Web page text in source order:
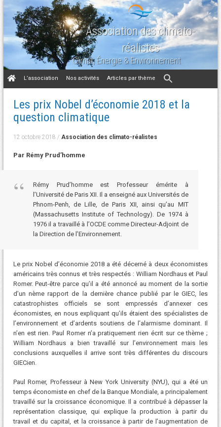
Association des climato-
réalistes
Climat, Énergie & Environnement
Aller
au
L’association Nos activités Articles par thème
Les prix Nobel d’économie 2018 et la
question climatique
12 octobre 2018 / Association des climato-réalistes
Par Rémy Prud’homme
Rémy Prud’homme est Professeur émérite à
l’Université de Paris XII. Il a enseigné aux Universités de
Phnom-Penh, de Lille, de Paris XII, ainsi qu’au MIT
(Massachusetts Institute of Technology). De 1974 à
1976 il a travaillé à l’OCDE comme Directeur-Adjoint de
la Direction de l’Environnement.
Le prix Nobel d’économie 2018 a été décerné à deux économistes
américains très connus et très respectés : William Nordhaus et Paul
Romer. Peut-être parce qu’il a été annoncé au moment de la sortie
d’un nème rapport de la dernière chance publié par le GIEC, les
catastrophistes officiels se sont empressés d’annexer ces
économistes, en nous expliquant qu’ils étaient des spécialistes de
l’environnement et d’ardents soutiens de l’alarmisme dominant. Il
n’en est rien. Paul Romer n’a pratiquement rien écrit sur ce thème ;
William Nordhaus a bien travaillé sur l’environnement mais les
conclusions auxquelles il arrive sont très différentes du discours
GIECien.
Paul Romer, Professeur à New York University (NYU), qui a été un
temps économiste en chef de la Banque Mondiale, a principalement
travaillé sur la croissance économique. Il a contribué à dépasser la
représentation classique, qui explique la production à partir du
travail et du capital, et la croissance à partir de l’augmentation de